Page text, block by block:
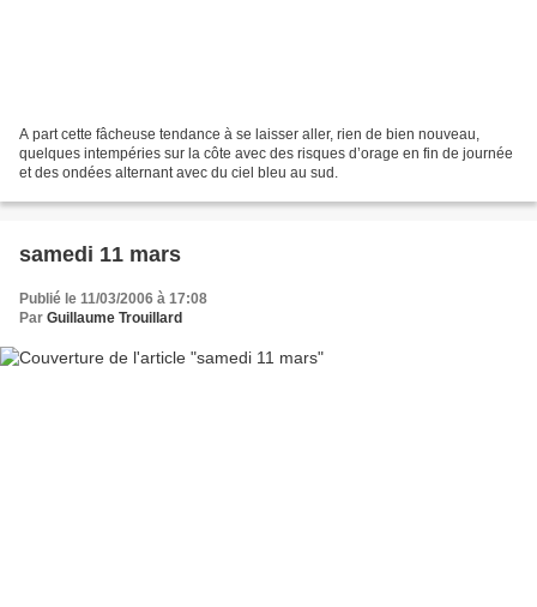
A part cette fâcheuse tendance à se laisser aller, rien de bien nouveau,
quelques intempéries sur la côte avec des risques d’orage en fin de journée
et des ondées alternant avec du ciel bleu au sud.
samedi 11 mars
Publié le 11/03/2006 à 17:08
Par Guillaume Trouillard